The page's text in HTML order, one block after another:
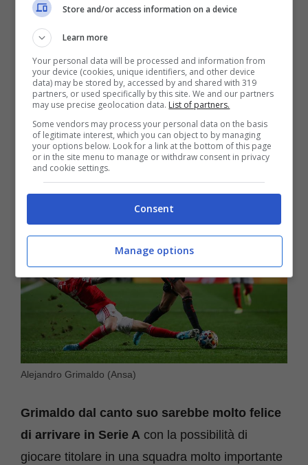
a una cifra spropositata anche perché
consapevole che a luglio potrebbe prenderlo
gratuitamente. Dunque i bianconeri lavorano per
arrivare a metterci le mani sopra e la società
portoghese ascolta consapevole di rischiare di
perderlo a zero.
Alejandro Grimaldo (Ansa)
Grimaldo dal canto suo sarebbe molto felice
di arrivare in Serie A con la possibilità di
giocare titolare in una squadra molto importante
Store and/or access information on a device
Learn more
Your personal data will be processed and information from
your device (cookies, unique identifiers, and other device
data) may be stored by, accessed by and shared with 319
partners, or used specifically by this site. We and our partners
may use precise geolocation data. List of partners.
Some vendors may process your personal data on the basis
of legitimate interest, which you can object to by managing
your options below. Look for a link at the bottom of this page
or in the site menu to manage or withdraw consent in privacy
and cookie settings.
Consent
Manage options